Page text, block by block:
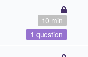
1 question
10 min